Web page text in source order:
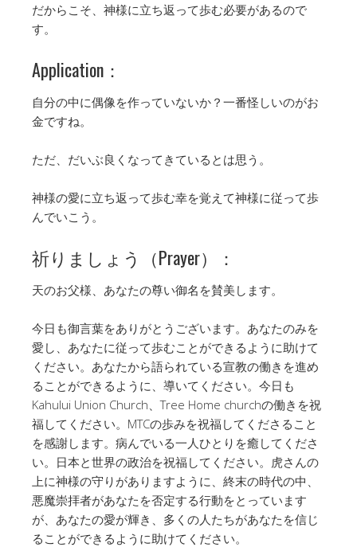
だからこそ、神様に立ち返って歩む必要があるので
す。
Application：
自分の中に偶像を作っていないか？一番怪しいのがお
金ですね。
ただ、だいぶ良くなってきているとは思う。
神様の愛に立ち返って歩む幸を覚えて神様に従って歩
んでいこう。
祈りましょう（Prayer）：
天のお父様、あなたの尊い御名を賛美します。
今日も御言葉をありがとうございます。あなたのみを
愛し、あなたに従って歩むことができるように助けて
ください。あなたから語られている宣教の働きを進め
ることができるように、導いてください。今日も
Kahului Union Church、Tree Home churchの働きを祝
福してください。MTCの歩みを祝福してくださること
を感謝します。病んでいる一人ひとりを癒してくださ
い。日本と世界の政治を祝福してください。虎さんの
上に神様の守りがありますように、終末の時代の中、
悪魔崇拝者があなたを否定する行動をとっています
が、あなたの愛が輝き、多くの人たちがあなたを信じ
ることができるように助けてください。